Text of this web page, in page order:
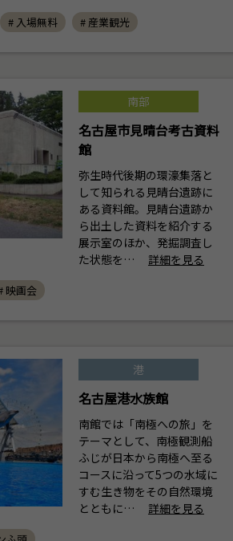
# 入場無料 # 産業観光
南部
名古屋市見晴台考古資料
館
弥生時代後期の環濠集落と
して知られる見晴台遺跡に
ある資料館。見晴台遺跡か
ら出土した資料を紹介する
展示室のほか、発掘調査し
た状態を…
詳細を見る
映画会
港
名古屋港水族館
南館では「南極への旅」を
テーマとして、南極観測船
ふじが日本から南極へ至る
コースに沿って5つの水域に
すむ生き物をその自然環境
とともに…
詳細を見る